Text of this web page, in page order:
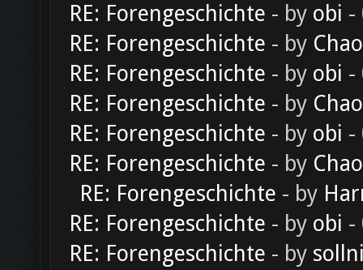
RE: Forengeschichte - by obi -
RE: Forengeschichte - by
RE: Forengeschichte - by obi -
RE: Forengeschichte - by
RE: Forengeschichte - by obi -
RE: Forengeschichte - by
RE: Forengeschichte - by
RE: Forengeschichte - by obi -
RE: Forengeschichte - by